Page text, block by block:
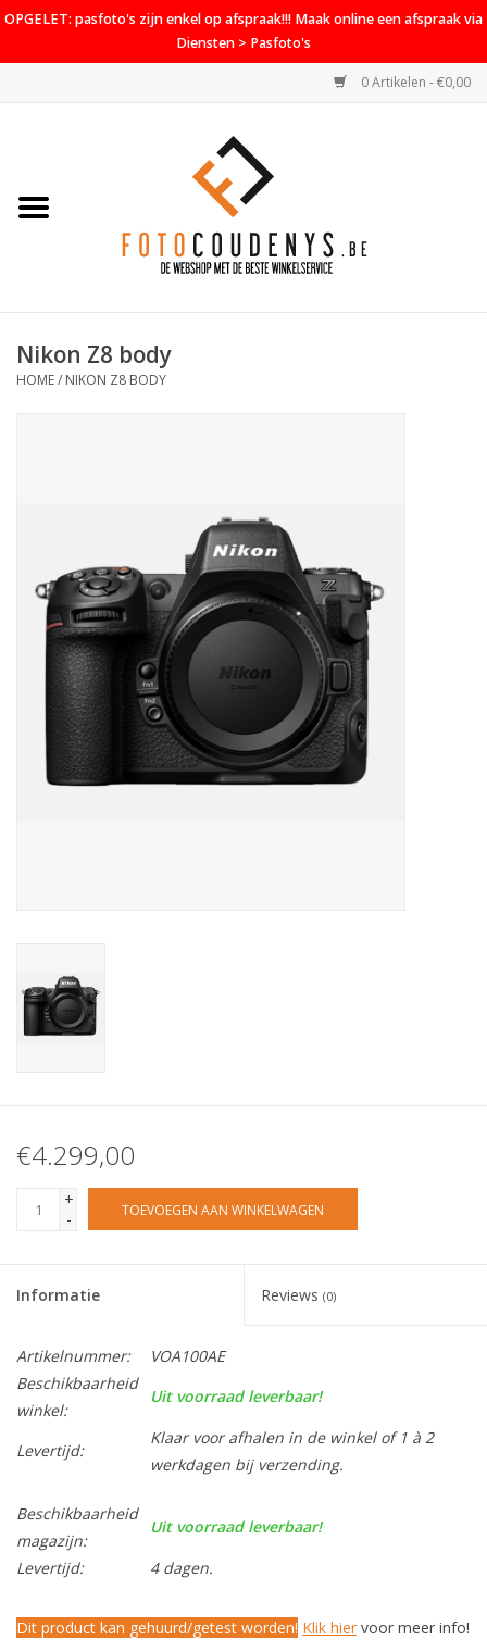
OPGELET: pasfoto's zijn enkel op afspraak!!! Maak online een afspraak via
Diensten > Pasfoto's
0 Artikelen - €0,00
Home
PROMO
Nikon Z8 body
HOME/ NIKON Z8 BODY
€4.299,00
+
-
TOEVOEGEN AAN WINKELWAGEN
Informatie Reviews (0)
Artikelnummer:
VOA100AE
Beschikbaarheid
winkel:
Uit voorraad leverbaar!
Levertijd:
Klaar voor afhalen in de winkel of 1 à 2
werkdagen bij verzending.
Beschikbaarheid
magazijn:
Uit voorraad leverbaar!
Levertijd:
4 dagen.
Dit product kan gehuurd/getest worden! Klik hier voor meer info!